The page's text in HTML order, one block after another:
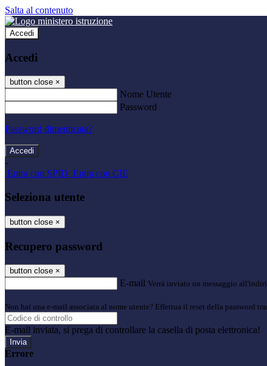
Salta al contenuto
Accedi
Accedi
button close ×
Nome Utente
Password
Password dimenticata?
-
Entra con SPID Entra con CIE
Seleziona utente
button close ×
Recupero password
button close ×
E-mail Verrà inviato un messaggio
Non hai una e-mail associata al nome utente? Effettua il reset della password
E-mail inviata, si prega di controllare la casella di posta elettronica!
Errore